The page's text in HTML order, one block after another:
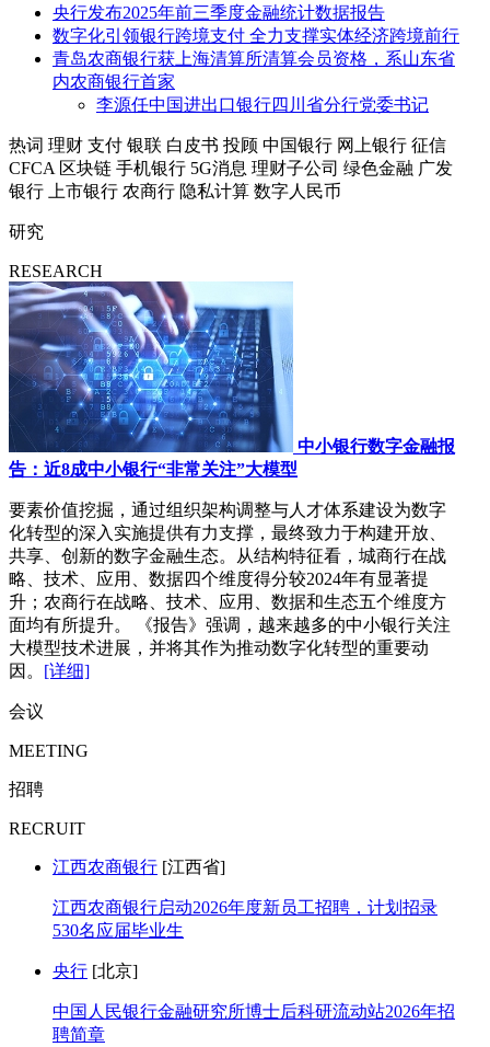
央行发布2025年前三季度金融统计数据报告
数字化引领银行跨境支付 全力支撑实体经济跨境前行
青岛农商银行获上海清算所清算会员资格，系山东省
内农商银行首家
李源任中国进出口银行四川省分行党委书记
热词 理财 支付 银联 白皮书 投顾 中国银行 网上银行 征信
CFCA 区块链 手机银行 5G消息 理财子公司 绿色金融 广发
银行
上市银行 农商行 隐私计算 数字人民币
研究
RESEARCH
中小银行数字金融报
告：近8成中小银行“非常关注”大模型
要素价值挖掘，通过组织架构调整与人才体系建设为数字
化转型的深入实施提供有力支撑，最终致力于构建开放、
共享、创新的数字金融生态。从结构特征看，城商行在战
略、技术、应用、数据四个维度得分较2024年有显著提
升；农商行在战略、技术、应用、数据和生态五个维度方
面均有所提升。 《报告》强调，越来越多的中小银行关注
大模型技术进展，并将其作为推动数字化转型的重要动
因。 [详细]
会议
MEETING
招聘
RECRUIT
江西农商银行 [江西省]
江西农商银行启动2026年度新员工招聘，计划招录
530名应届毕业生
央行 [北京]
中国人民银行金融研究所博士后科研流动站2026年招
聘简章